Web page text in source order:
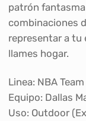
patrón
combinaciones
representar a tu
llames hogar.
Linea: NBA Team
Equipo: Dallas
Uso: Outdoor